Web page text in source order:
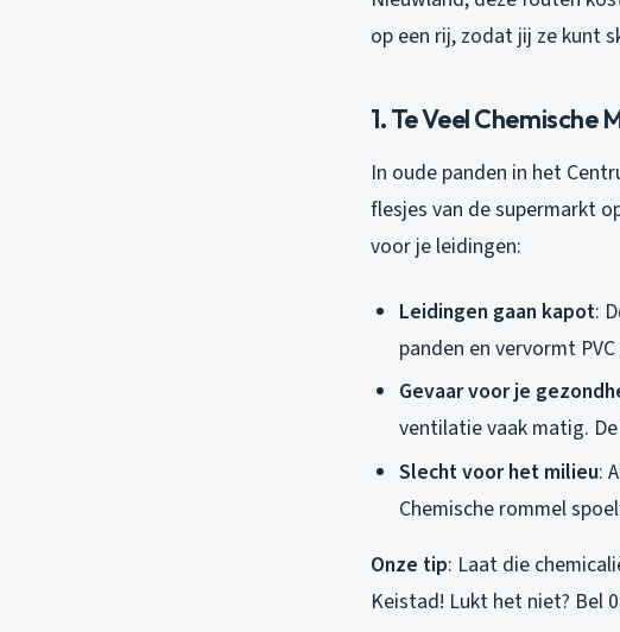
op een rij, zodat jij ze kunt
1. Te Veel Chemische
In oude panden in het
flesjes van de supermarkt
voor je leidingen:
Leidingen gaan kapot:
panden en vervormt
Gevaar voor je
ventilatie vaak matig.
Slecht voor het milieu:
Chemische rommel
Onze tip: Laat die
Keistad! Lukt het niet? Bel